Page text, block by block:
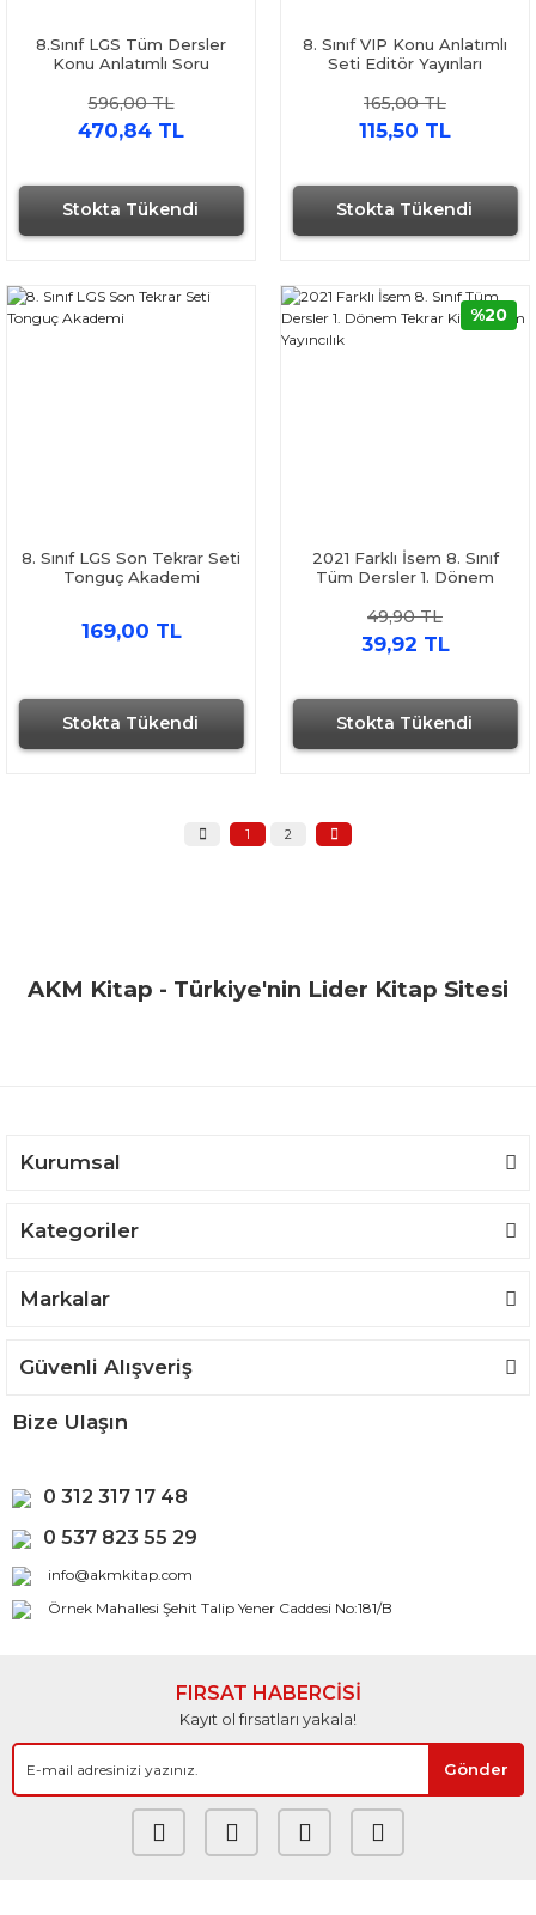
Stokta Tükendi
8.Sınıf LGS Tüm Dersler
Konu Anlatımlı Soru
Yayınları
596,00 TL
470,84 TL
Hızlı Gönderi Stokta Tükendi
8. Sınıf VIP Konu Anlatımlı
Seti Editör Yayınları
165,00 TL
115,50 TL
Stokta Tükendi
8. Sınıf LGS Son Tekrar Seti
Tonguç Akademi
169,00 TL
Stokta Tükendi
2021 Farklı İsem 8. Sınıf
Tüm Dersler 1. Dönem
Yayıncılık
49,90 TL
39,92 TL
%20
1 2
AKM Kitap - Türkiye'nin Lider Kitap Sitesi
Kurumsal
Kategoriler
Markalar
Güvenli Alışveriş
Bize Ulaşın
0 312 317 17 48
0 537 823 55 29
info@akmkitap.com
Örnek Mahallesi Şehit Talip Yener Caddesi No:181/B
FIRSAT HABERCİSİ
Kayıt ol fırsatları yakala!
Gönder